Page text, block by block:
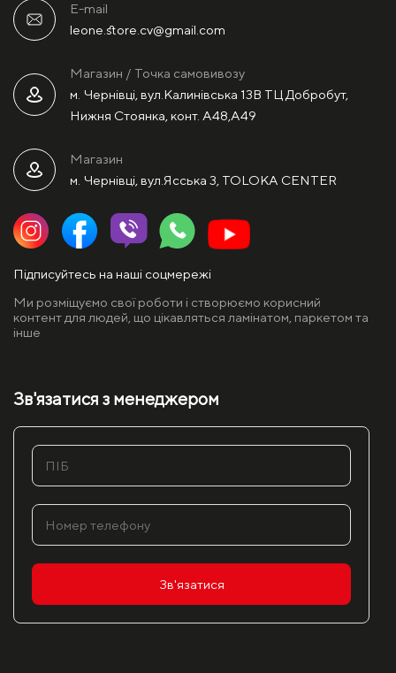
E-mail
leone.store.cv@gmail.com
Магазин / Точка самовивозу
м. Чернівці, вул.Калинівська 13В ТЦ Добробут,
Нижня Стоянка, конт. А48,А49
Магазин
м. Чернівці, вул.Ясська 3, TOLOKA CENTER
Підписуйтесь на наші соцмережі
Ми розміщуємо свої роботи і створюємо корисний
контент для людей, що цікавляться ламінатом, паркетом та
інше
Зв'язатися з менеджером
Зв'язатися